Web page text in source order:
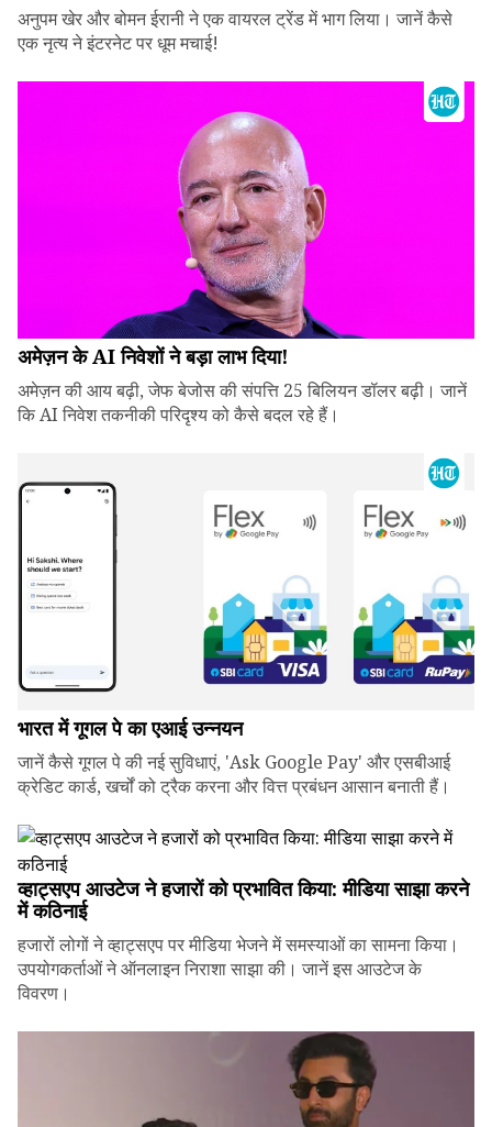
अनुपम खेर और बोमन ईरानी ने एक वायरल ट्रेंड में भाग लिया। जानें कैसे
एक नृत्य ने इंटरनेट पर धूम मचाई!
अमेज़न के AI निवेशों ने बड़ा लाभ दिया!
अमेज़न की आय बढ़ी, जेफ बेजोस की संपत्ति 25 बिलियन डॉलर बढ़ी। जानें
कि AI निवेश तकनीकी परिदृश्य को कैसे बदल रहे हैं।
भारत में गूगल पे का एआई उन्नयन
जानें कैसे गूगल पे की नई सुविधाएं, 'Ask Google Pay' और एसबीआई
क्रेडिट कार्ड, खर्चों को ट्रैक करना और वित्त प्रबंधन आसान बनाती हैं।
व्हाट्सएप आउटेज ने हजारों को प्रभावित किया: मीडिया साझा करने
में कठिनाई
हजारों लोगों ने व्हाट्सएप पर मीडिया भेजने में समस्याओं का सामना किया।
उपयोगकर्ताओं ने ऑनलाइन निराशा साझा की। जानें इस आउटेज के
विवरण।